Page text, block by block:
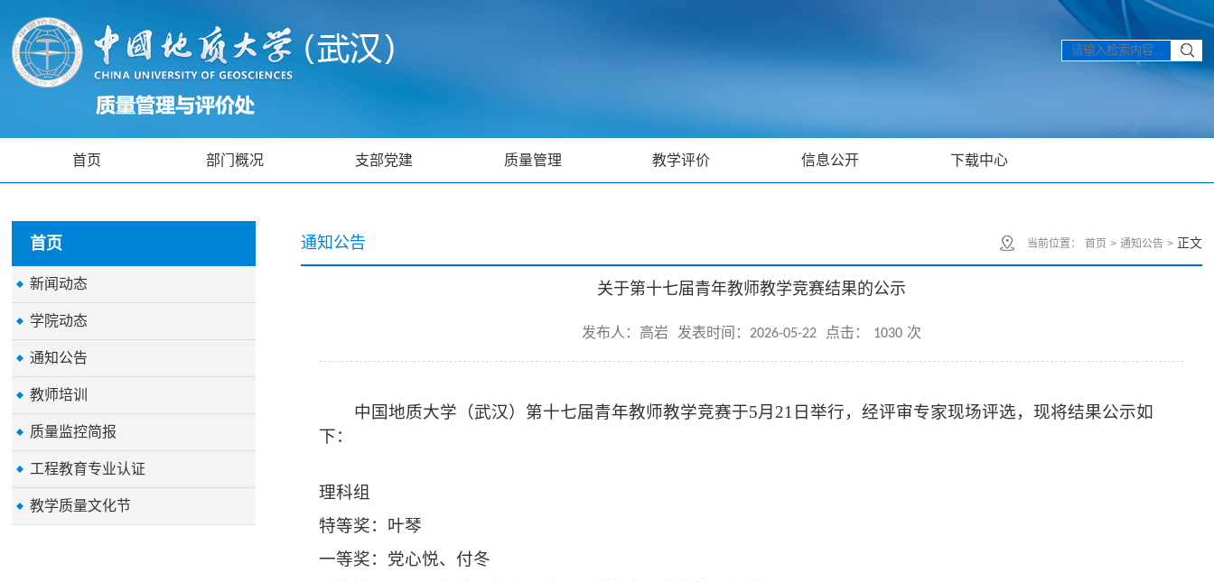
首页 部门概况 支部党建 质量管理 教学评价 信息公开 下载中心
首页
新闻动态
学院动态
通知公告
教师培训
质量监控简报
工程教育专业认证
教学质量文化节
通知公告 当前位置： 首页 > 通知公告 >正文
关于第十七届青年教师教学竞赛结果的公示
发布人：高岩 发表时间：2026-05-22 点击： 1030 次
中国地质大学（武汉）第十七届青年教师教学竞赛于5月 21 日举行，经评审专家现场评选，现将结果公示如
下：
理科组
特等奖： 叶琴
一等奖： 党心悦、付冬